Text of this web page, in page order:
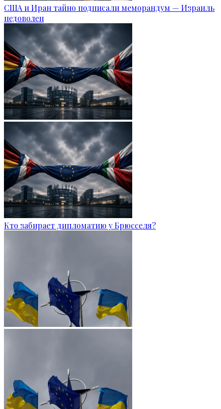
США и Иран тайно подписали меморандум — Израиль
недоволен
Кто забирает дипломатию у Брюсселя?